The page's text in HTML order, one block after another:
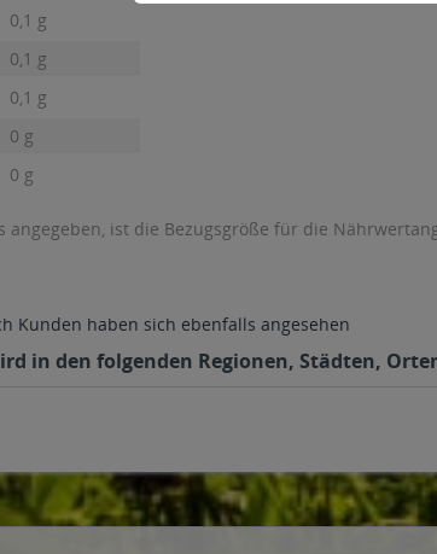
0,1 g
0,1 g
0,1 g
0 g
0 g
ist die Bezugsgröße für die
Kunden haben sich ebenfalls angesehen
in den folgenden Regionen, Städten,